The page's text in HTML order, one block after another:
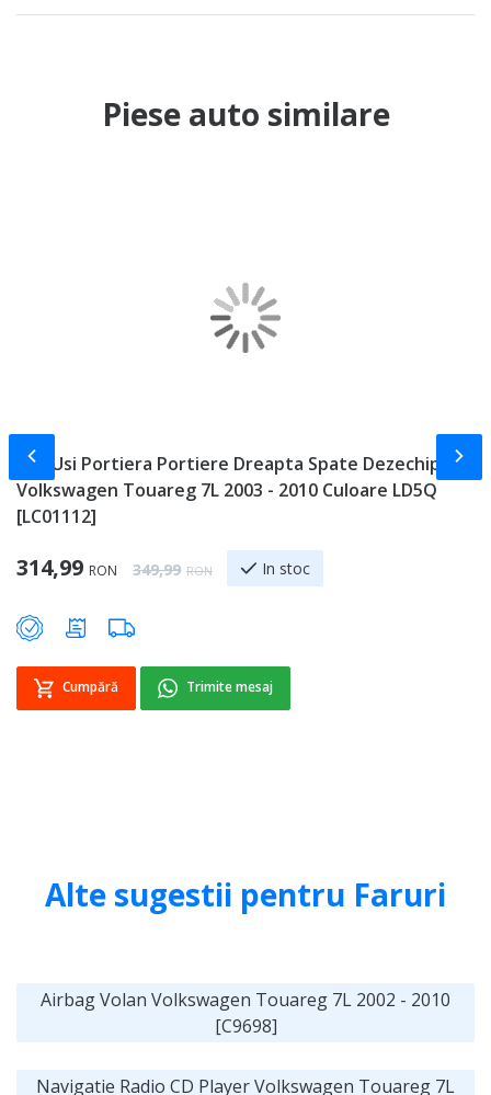
Piese auto similare
Usa Usi Portiera Portiere Dreapta Spate Dezechipata
Volkswagen Touareg 7L 2003 - 2010 Culoare LD5Q
[LC01112]
Special Price
314,99 RON Regular Price
349,99 RON In stoc
Cumpără Trimite mesaj
Slide-ul anterior
Alte sugestii pentru Faruri
Airbag Volan Volkswagen Touareg 7L 2002 - 2010
[C9698]
Navigatie Radio CD Player Volkswagen Touareg 7L